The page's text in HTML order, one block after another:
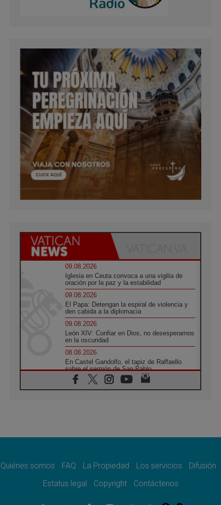
09.08.2026
Iglesia en Ceuta convoca a una vigilia de
oración por la paz y la estabilidad
09.08.2026
El Papa: Detengan la espiral de violencia y
den cabida a la diplomacia
09.08.2026
León XIV: Confiar en Dios, no desesperarnos
en la oscuridad
08.08.2026
En Castel Gandolfo, el tapiz de Raffaello
sobre el sermón de San Pablo
08.08.2026
En Colombia, «la paz no se compra con una
08.08.2026
08.08.2026
del Buen Consejo de Genazzano
Quiénes somos FAQ La Propiedad Los servicios
Difusión
Estatus legal
Copyright Contáctenos